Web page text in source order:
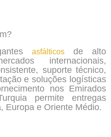
asfálticos de alto
internacionais,
suporte técnico,
e soluções logísticas
nos Emirados
permite entregas
Europa e Oriente Médio.